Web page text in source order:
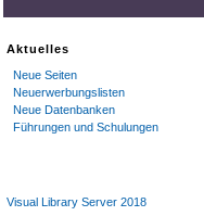
Aktuelles
Neue Seiten
Neuerwerbungslisten
Neue Datenbanken
Führungen und Schulungen
Visual Library Server 2018